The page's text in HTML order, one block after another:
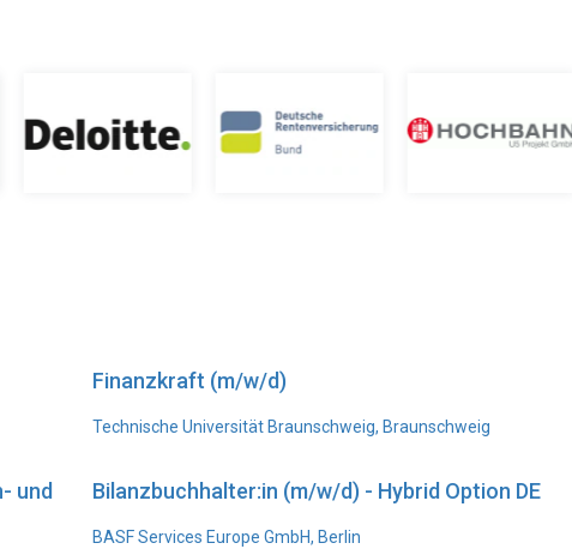
Finanzkraft (m/w/d)
Technische Universität Braunschweig, Braunschweig
und
Bilanzbuchhalter:in (m/w/d) - Hybrid Option DE
BASF Services Europe GmbH, Berlin